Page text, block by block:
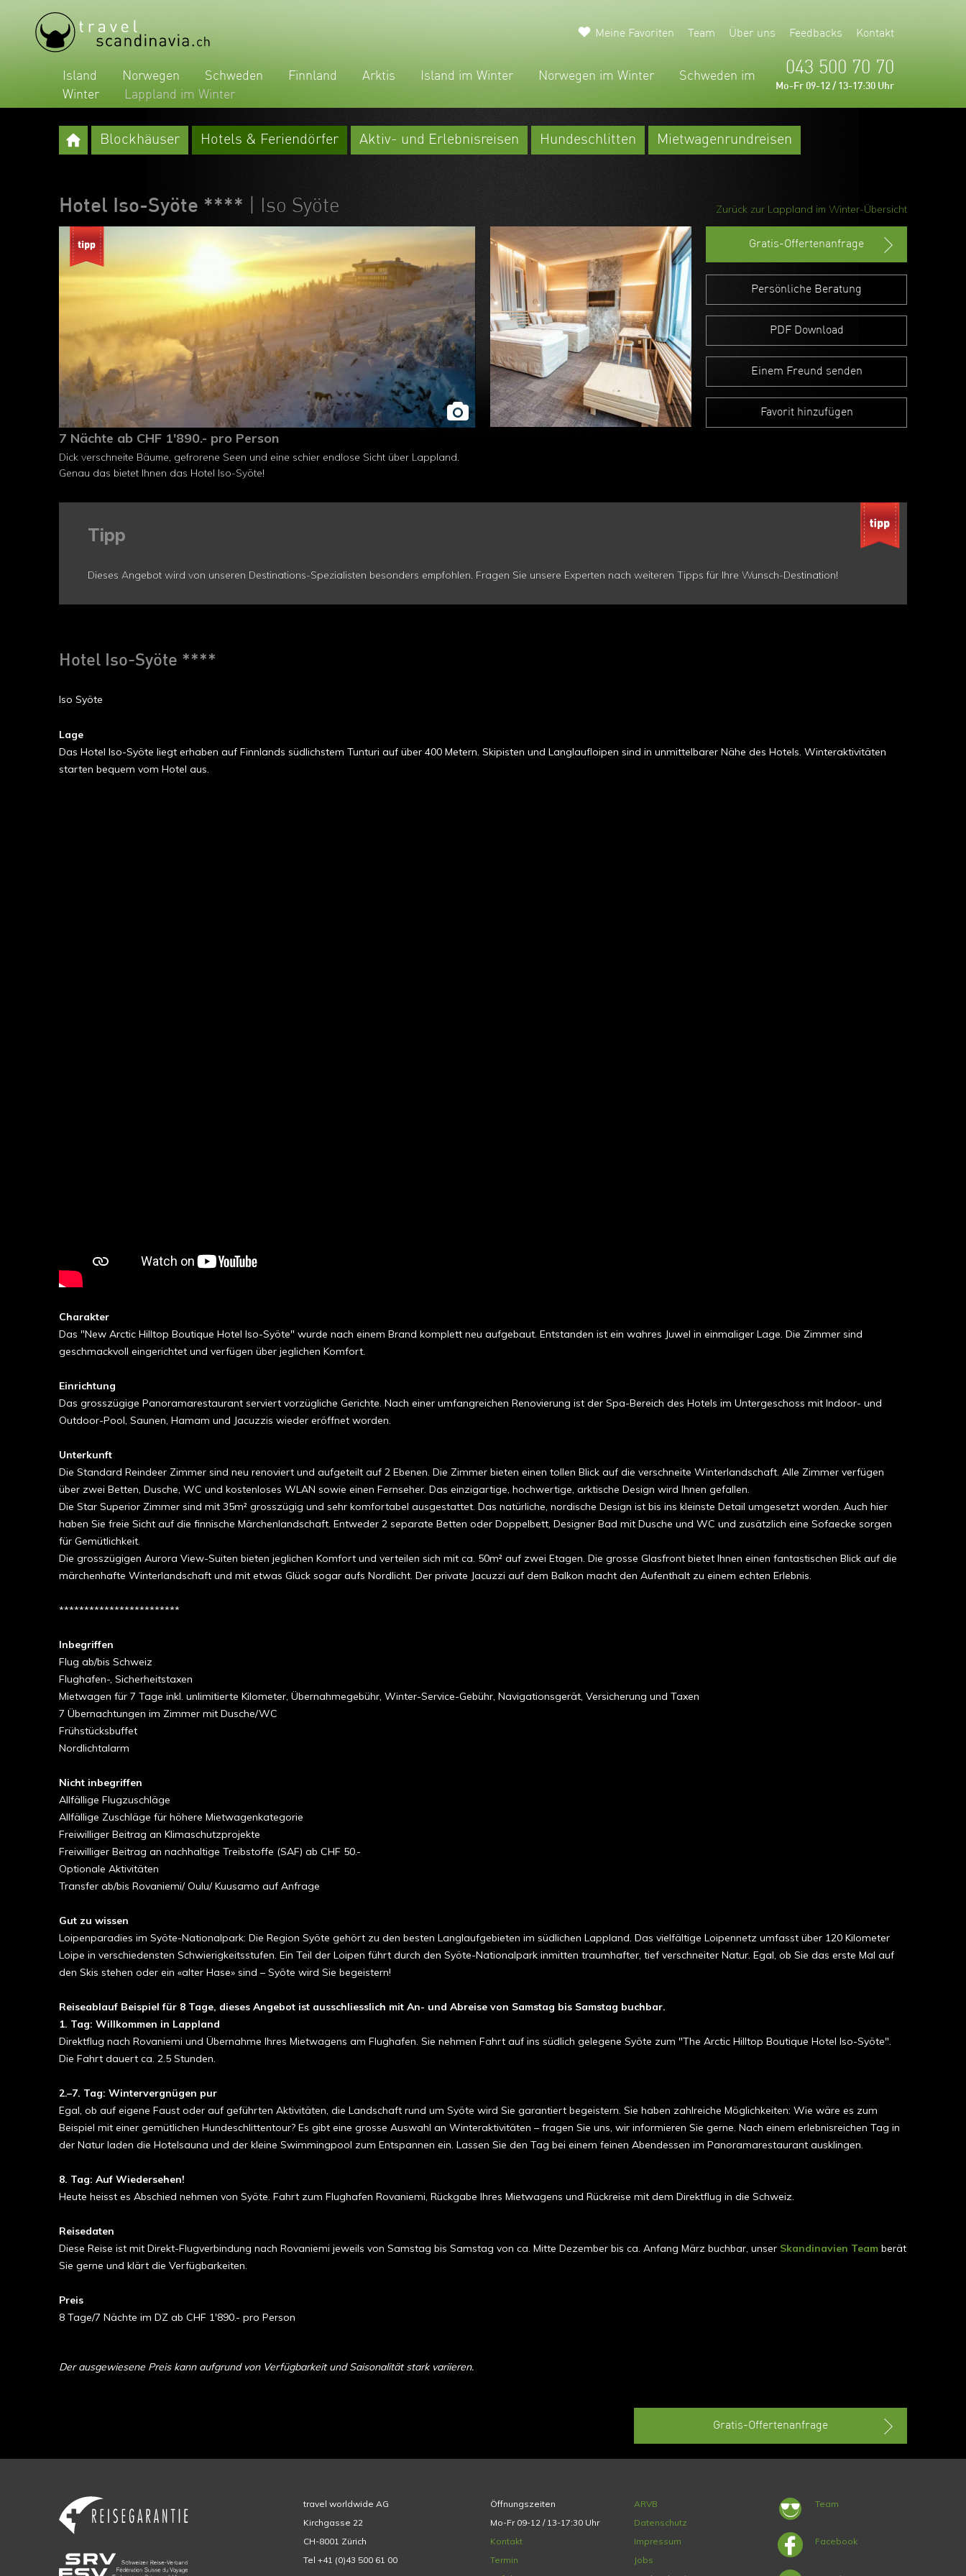
Island Norwegen Schweden Finnland Arktis Island im Winter Norwegen im Winter
Schweden im
Winter
Lappland im Winter
Meine Favoriten Team Über uns Feedbacks Kontakt
043 500 70 70
Mo-Fr 09-12 / 13-17:30 Uhr
Blockhäuser Hotels & Feriendörfer Aktiv- und Erlebnisreisen Hundeschlitten Mietwagenrundreisen
Zurück zur Lappland im Winter-Übersicht
Hotel Iso-Syöte **** | Iso Syöte
Gratis-Offertenanfrage
Persönliche Beratung
PDF Download
Einem Freund senden
Favorit hinzufügen
7 Nächte ab CHF 1'890.- pro Person
Dick verschneite Bäume, gefrorene Seen und eine schier endlose Sicht über Lappland.
Genau das bietet Ihnen das Hotel Iso-Syöte!
Tipp
Dieses Angebot wird von unseren Destinations-Spezialisten besonders empfohlen. Fragen Sie unsere Experten nach weiteren Tipps für Ihre Wunsch-Destination!
Hotel Iso-Syöte ****
Iso Syöte
Lage
Das Hotel Iso-Syöte liegt erhaben auf Finnlands südlichstem Tunturi auf über 400 Metern. Skipisten und Langlaufloipen sind in unmittelbarer Nähe des Hotels. Winteraktivitäten
starten bequem vom Hotel aus.
Charakter
Das "New Arctic Hilltop Boutique Hotel Iso-Syöte" wurde nach einem Brand komplett neu aufgebaut. Entstanden ist ein wahres Juwel in einmaliger Lage. Die Zimmer sind
geschmackvoll eingerichtet und verfügen über jeglichen Komfort.
Einrichtung
Das grosszügige Panoramarestaurant serviert vorzügliche Gerichte. Nach einer umfangreichen Renovierung ist der Spa-Bereich des Hotels im Untergeschoss mit Indoor- und
Outdoor-Pool, Saunen, Hamam und Jacuzzis wieder eröffnet worden.
Unterkunft
Die Standard Reindeer Zimmer sind neu renoviert und aufgeteilt auf 2 Ebenen. Die Zimmer bieten einen tollen Blick auf die verschneite Winterlandschaft. Alle Zimmer verfügen
über zwei Betten, Dusche, WC und kostenloses WLAN sowie einen Fernseher. Das einzigartige, hochwertige, arktische Design wird Ihnen gefallen.
Die Star Superior Zimmer sind mit 35m² grosszügig und sehr komfortabel ausgestattet. Das natürliche, nordische Design ist bis ins kleinste Detail umgesetzt worden. Auch hier
haben Sie freie Sicht auf die finnische Märchenlandschaft. Entweder 2 separate Betten oder Doppelbett, Designer Bad mit Dusche und WC und zusätzlich eine Sofaecke sorgen
für Gemütlichkeit.
Die grosszügigen Aurora View-Suiten bieten jeglichen Komfort und verteilen sich mit ca. 50m² auf zwei Etagen. Die grosse Glasfront bietet Ihnen einen fantastischen Blick auf die
märchenhafte Winterlandschaft und mit etwas Glück sogar aufs Nordlicht. Der private Jacuzzi auf dem Balkon macht den Aufenthalt zu einem echten Erlebnis.
************************
Inbegriffen
Flug ab/bis Schweiz
Flughafen-, Sicherheitstaxen
Mietwagen für 7 Tage inkl. unlimitierte Kilometer, Übernahmegebühr, Winter-Service-Gebühr, Navigationsgerät, Versicherung und Taxen
7 Übernachtungen im Zimmer mit Dusche/WC
Frühstücksbuffet
Nordlichtalarm
Nicht inbegriffen
Allfällige Flugzuschläge
Allfällige Zuschläge für höhere Mietwagenkategorie
Freiwilliger Beitrag an Klimaschutzprojekte
Freiwilliger Beitrag an nachhaltige Treibstoffe (SAF) ab CHF 50.-
Optionale Aktivitäten
Transfer ab/bis Rovaniemi/ Oulu/ Kuusamo auf Anfrage
Gut zu wissen
Loipenparadies im Syöte-Nationalpark: Die Region Syöte gehört zu den besten Langlaufgebieten im südlichen Lappland. Das vielfältige Loipennetz umfasst über 120 Kilometer
Loipe in verschiedensten Schwierigkeitsstufen. Ein Teil der Loipen führt durch den Syöte-Nationalpark inmitten traumhafter, tief verschneiter Natur. Egal, ob Sie das erste Mal auf
den Skis stehen oder ein «alter Hase» sind – Syöte wird Sie begeistern!
Reiseablauf Beispiel für 8 Tage, dieses Angebot ist ausschliesslich mit An- und Abreise von Samstag bis Samstag buchbar.
1. Tag: Willkommen in Lappland
Direktflug nach Rovaniemi und Übernahme Ihres Mietwagens am Flughafen. Sie nehmen Fahrt auf ins südlich gelegene Syöte zum "The Arctic Hilltop Boutique Hotel Iso-Syöte".
Die Fahrt dauert ca. 2.5 Stunden.
2.–7. Tag: Wintervergnügen pur
Egal, ob auf eigene Faust oder auf geführten Aktivitäten, die Landschaft rund um Syöte wird Sie garantiert begeistern. Sie haben zahlreiche Möglichkeiten: Wie wäre es zum
Beispiel mit einer gemütlichen Hundeschlittentour? Es gibt eine grosse Auswahl an Winteraktivitäten – fragen Sie uns, wir informieren Sie gerne. Nach einem erlebnisreichen Tag in
der Natur laden die Hotelsauna und der kleine Swimmingpool zum Entspannen ein. Lassen Sie den Tag bei einem feinen Abendessen im Panoramarestaurant ausklingen.
8. Tag: Auf Wiedersehen!
Heute heisst es Abschied nehmen von Syöte. Fahrt zum Flughafen Rovaniemi, Rückgabe Ihres Mietwagens und Rückreise mit dem Direktflug in die Schweiz.
Reisedaten
Diese Reise ist mit Direkt-Flugverbindung nach Rovaniemi jeweils von Samstag bis Samstag von ca. Mitte Dezember bis ca. Anfang März buchbar, unser Skandinavien Team berät
Sie gerne und klärt die Verfügbarkeiten.
Preis
8 Tage/7 Nächte im DZ ab CHF 1'890.- pro Person
Der ausgewiesene Preis kann aufgrund von Verfügbarkeit und Saisonalität stark variieren.
Gratis-Offertenanfrage
travel worldwide AG
Kirchgasse 22
CH-8001 Zürich
Tel +41 (0)43 500 61 00
Öffnungszeiten
Mo-Fr 09-12 / 13-17:30 Uhr
Kontakt
Termin
ARVB
Datenschutz
Impressum
Jobs
Team
Facebook